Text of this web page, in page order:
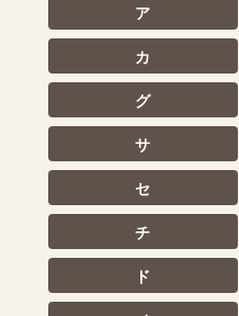
ア
カ
グ
サ
セ
チ
ド